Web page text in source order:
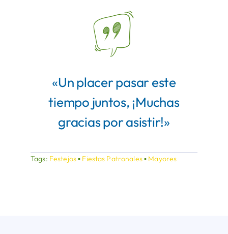
«Un placer pasar este
tiempo juntos, ¡Muchas
gracias por asistir!»
Tags: Festejos▪ Fiestas Patronales▪ Mayores